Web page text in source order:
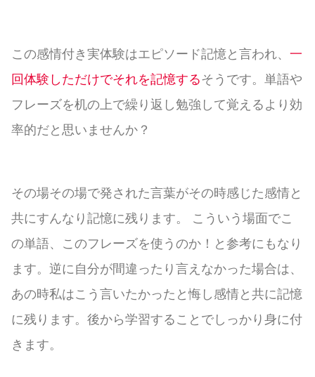
この感情付き実体験はエピソード記憶と言われ、 一
回体験しただけでそれを記憶するそうです。単語や
フレーズを机の上で繰り返し勉強して覚えるより効
率的だと思いませんか？
その場その場で発された言葉がその時感じた感情と
共にすんなり記憶に残ります。 こういう場面でこ
の単語、このフレーズを使うのか！と参考にもなり
ます。逆に自分が間違ったり言えなかった場合は、
あの時私はこう言いたかったと悔し感情と共に記憶
に残ります。後から学習することでしっかり身に付
きます。